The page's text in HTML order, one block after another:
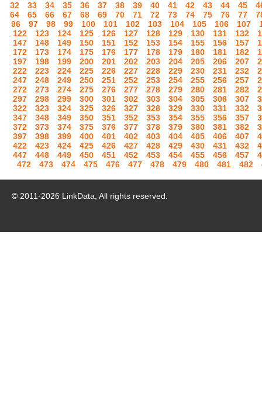
32
33 34 35 36 37 38 39 40 41 42 43 44 45
64
65 66 67 68 69 70 71 72 73 74 75 76 77
96
97 98 99 100 101 102 103 104 105 106 107
122
123 124 125 126 127 128 129 130 131 132
147
148 149 150 151 152 153 154 155 156 157
172
173 174 175 176 177 178 179 180 181 182
197
198 199 200 201 202 203 204 205 206 207
222
223 224 225 226 227 228 229 230 231 232
247
248 249 250 251 252 253 254 255 256 257
272
273 274 275 276 277 278 279 280 281 282
297
298 299 300 301 302 303 304 305 306 307
322
323 324 325 326 327 328 329 330 331 332
347
348 349 350 351 352 353 354 355 356 357
372
373 374 375 376 377 378 379 380 381 382
397
398 399 400 401 402 403 404 405 406 407
422
423 424 425 426 427 428 429 430 431 432
447
448 449 450 451 452 453 454 455 456 457
472
473 474 475 476 477 478 479 480 481 482
© 2011-2026 LinkData, All rights reserved.